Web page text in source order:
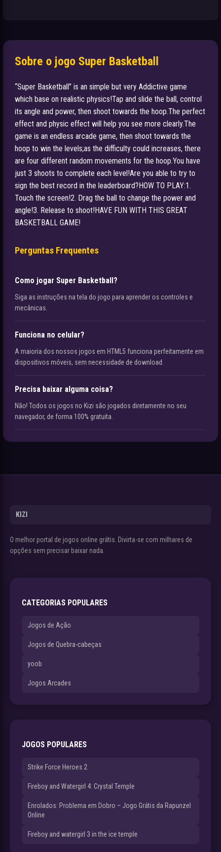
Sobre o jogo Super Basketball
“Super Basketball” is an simple but very Addictive game
which base on realistic physics!Tap and slide the ball, control
its angle and power, then shoot towards the hoop.The perfect
effect and physic effect will help you see more clearly.The
game is an endless arcade game, then shoot towards the
hoop to win the levels;as the difficulty could increases, there
are four different random movements for the hoop.You have
just 3 shoots to complete each level!Are you able to try to
sign the best record in the leaderboard?HOW TO PLAY:1.
Touch the screen!2. Drag the ball to change the power and
angle!3. Release to shoot!HAVE FUN WITH THIS GREAT
BASKETBALL GAME!
Perguntas Frequentes
Como jogar Super Basketball?
Siga as instruções na tela do jogo para aprender os controles e
mecânicas.
Funciona no celular?
A maioria dos nossos jogos em HTML5 funciona perfeitamente em
dispositivos móveis, sem necessidade de download.
Precisa baixar alguma coisa?
Não! Todos os jogos no Kizi são jogados diretamente no seu
navegador, de forma 100% gratuita.
KIZI
O melhor portal de jogos online grátis. Divirta-se com milhares de
opções sem precisar baixar nada.
CATEGORIAS POPULARES
Jogos de Ação
Jogos de Quebra-cabeças
yoob
Jogos Arcades
JOGOS POPULARES
Strike Force Heroes 2
Fireboy and Watergirl 4: Crystal Temple
Enrolados: Problema em Dobro – Jogo Grátis da Rapunzel
Online
Fireboy and watergirl 3 in the ice temple